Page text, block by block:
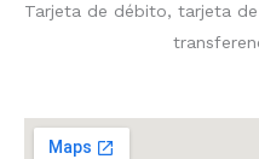
Tarjeta de débito, tarjeta